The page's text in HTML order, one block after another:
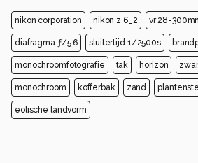
nikon corporation nikon z 6_2 vr 28-
diafragma ƒ/5.6 sluitertijd 1/2500s
monochroomfotografie tak horizon
monochroom kofferbak zand
eolische landvorm